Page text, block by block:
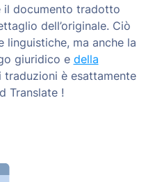
il documento tradotto
dell’originale. Ciò
linguistiche, ma anche la
giuridico e della
è esattamente
Translate !